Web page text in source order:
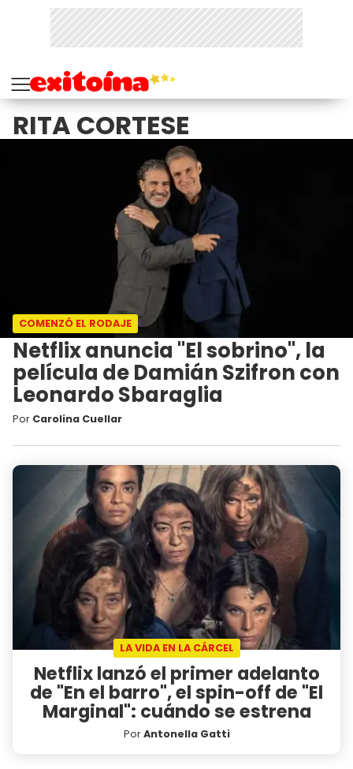
RITA CORTESE
COMENZÓ EL RODAJE
Netflix anuncia "El sobrino", la
película de Damián Szifron con
Leonardo Sbaraglia
Por Carolina Cuellar
LA VIDA EN LA CÁRCEL
Netflix lanzó el primer adelanto
de "En el barro", el spin-off de "El
Marginal": cuándo se estrena
PorAntonella Gatti